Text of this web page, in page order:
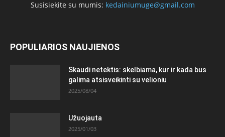
Susisiekite su mumis: kedainiumuge@gmail.com
POPULIARIOS NAUJIENOS
Skaudi netektis: skelbiama, kur ir kada bus
galima atsisveikinti su velioniu
2025/08/04
Užuojauta
2025/01/03